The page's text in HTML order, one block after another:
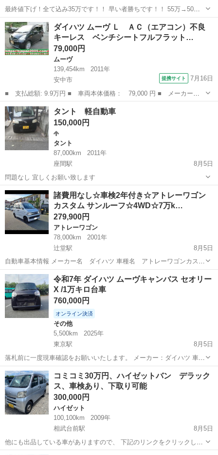
最終値下げ！全て込み35万です！！ 早い者勝ちです！！ 55万→50万
→48万→45万 ◼️L375S タントカスタム フル後期仕様 ◇型式 L375S ◇
年式 平成24年 7月 ◇車検 令和9年12月17日...
神奈川 鎌倉市 大船駅 タント
ダイハツ ムーヴ Ｌ ＡＣ（エアコン）不良
キーレス ベンチシートフルフラット…
79,000円
ムーヴ
139,454km
2011年
安中市
提携サイト 7月16日
■ 支払総額: 9.9万円 ■ 車両本体価格： 79,000 円 ■ メーカー
名： ダイハツ ■ 車種名： ムーヴ ■ グレード名： Ｌ ＡＣ
（エアコン）不良 キーレス ベンチシートフルフラット 左右エア
バック パワステ ...
群馬 安中市 ムーヴ
タント 軽自動車
150,000円
タント
87,000km
2011年
座間駅
8月5日
問題なし 宜しくお願い致します
神奈川 座間市 座間駅 タント 軽自動車
諸費用なし☆車検2年付き☆アトレーワゴン
カスタム サンルーフ☆4WD☆7万k…
279,900円
アトレーワゴン
78,000km
2001年
辻堂駅
8月5日
自動車基本情報 メーカー名 ダイハツ 車種名 アトレーワゴンカスタ
ム グレード名 ハイルーフ、サンルーフ 排気量 660 cc 年式 平成
13年 (2001年) 5月 走行距離 78,000 km 走行距離の状態 実走行 色...
神奈川 藤沢市 辻堂駅 アトレーワゴン
令和7年 ダイハツ ムーヴキャンバス セオリー
X /1万キロ台車
760,000円
オンライン決済
その他
5,500km
2025年
東京駅
8月5日
落札前に一度現車確認をお願いいたします。 メーカー：ダイハツ 車
名：ムーブキヤンバス グレード: セオリー X 排気量：660cc 車体色：
黒 年式：令和7年 車検 : 2年 ミッション：AT 走行距離：6000km ド...
神奈川 横浜市 その他
コミコミ30万円、ハイゼットバン デラック
ス、車検あり、下取り可能
300,000円
ハイゼット
100,100km
2009年
相武台前駅
8月5日
他にも出品している車がありますので、 下記のリンクをクリックして
みてください。 https://jmty.jp/profiles/51c5354114269e47c50000fe 最